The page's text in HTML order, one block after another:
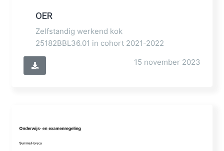
OER
Zelfstandig werkend kok
25182BBL36.01 in cohort 2021-2022
15 november 2023